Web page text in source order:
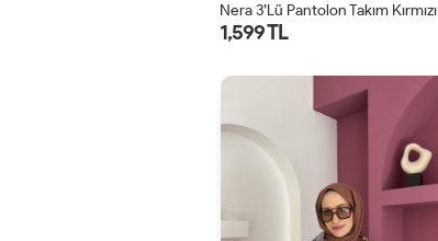
STD
Nera 3’lü Pantolon Takım Kırmızı
1,599 TL